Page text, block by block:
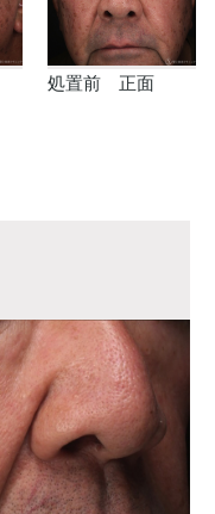
処置前 正面